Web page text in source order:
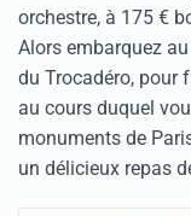
orchestre, à 175 €
Alors embarquez
du Trocadéro, pour
au cours duquel
monuments de
un délicieux repas